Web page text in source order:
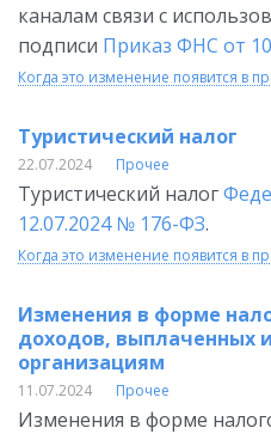
каналам связи с
подписи Приказ ФНС от
Когда это изменение появится в
Туристический налог
22.07.2024 Прочее
Туристический налог
12.07.2024 № 176-ФЗ.
Когда это изменение появится в
Изменения в форме
доходов, выплаченных
организациям
11.07.2024 Прочее
Изменения в форме